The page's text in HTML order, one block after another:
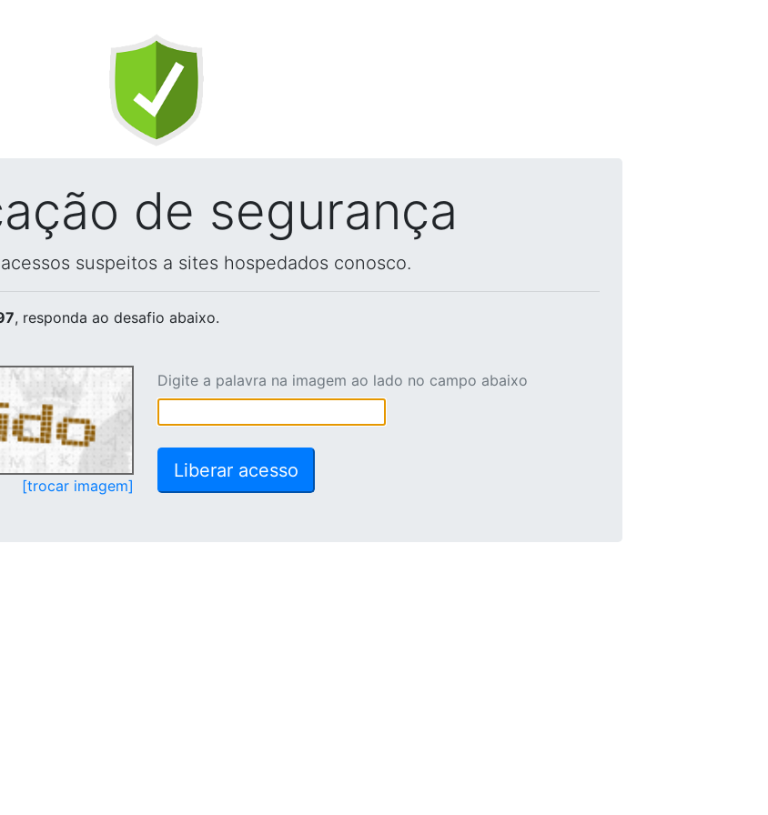
de segurança
suspeitos a sites hospedados conosco.
, responda ao desafio abaixo.
[trocar imagem]
Digite a palavra na imagem ao lado no campo abaixo